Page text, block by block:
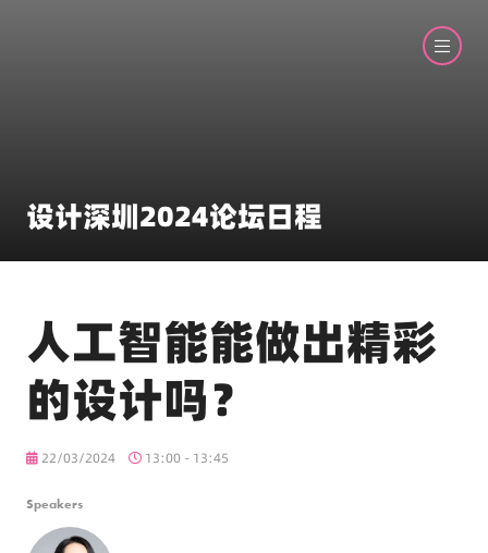
设计深圳2024论坛日程
人工智能能做出精彩
的设计吗？
22/03/2024 13:00 - 13:45
Speakers